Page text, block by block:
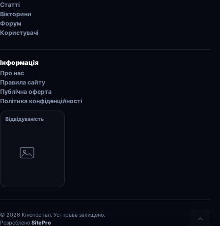
Статті
Вікторини
Форум
Користувачі
Інформація
Про нас
Правила сайту
Публічна оферта
Політика конфіденційності
Відвідуваність
© 2026 Кінопортал. Усі права захищено.
Розроблено SitePro